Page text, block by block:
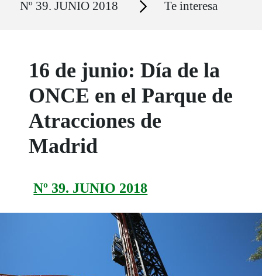
Nº 39. JUNIO 2018 Te interesa
16 de junio: Día de la
ONCE en el Parque de
Atracciones de
Madrid
Nº 39. JUNIO 2018